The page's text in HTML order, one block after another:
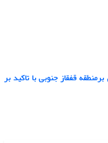
برمنطقه قفقاز جنوبی با تاکید بر